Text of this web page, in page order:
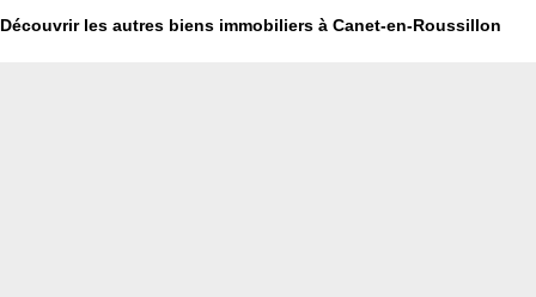
Découvrir les autres biens immobiliers à Canet-en-Roussillon